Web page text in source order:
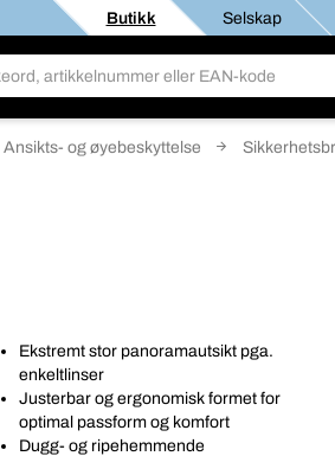
Butikk Selskap
Ansikts- og øyebeskyttelse
Ekstremt stor panoramautsikt pga.
enkeltlinser
Justerbar og ergonomisk formet for
optimal passform og komfort
Dugg- og ripehemmende